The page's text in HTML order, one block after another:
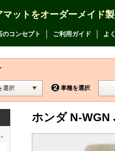
マットをオーダーメイド製
のコンセプト ご利用ガイド よ
車種を選択
ホンダ N-WGN